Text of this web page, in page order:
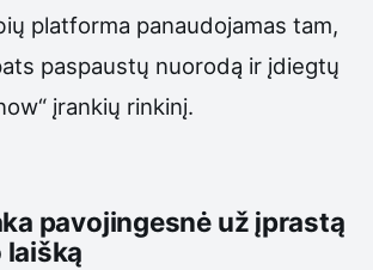
platforma panaudojamas tam,
paspaustų nuorodą ir įdiegtų
įrankių rinkinį.
pavojingesnė už įprastą
laišką